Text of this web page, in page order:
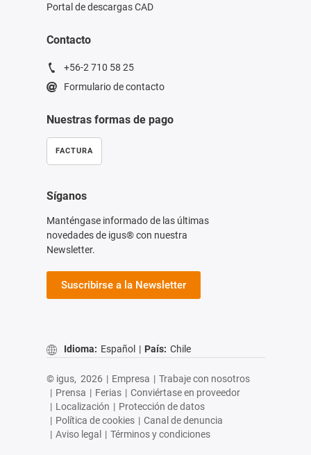
Portal de descargas CAD
Contacto
+56-2 710 58 25
Formulario de contacto
Nuestras formas de pago
FACTURA
Síganos
Manténgase informado de las últimas
novedades de igus® con nuestra
Newsletter.
Suscribirse a la Newsletter
Idioma: Español | País: Chile
© igus, 2026 | Empresa | Trabaje con nosotros
| Prensa | Ferias | Conviértase en proveedor
| Localización | Protección de datos
| Política de cookies | Canal de denuncia
| Aviso legal | Términos y condiciones